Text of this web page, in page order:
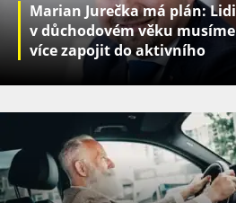
Marian Jurečka má plán: Lidi
v důchodovém věku musíme
více zapojit do aktivního